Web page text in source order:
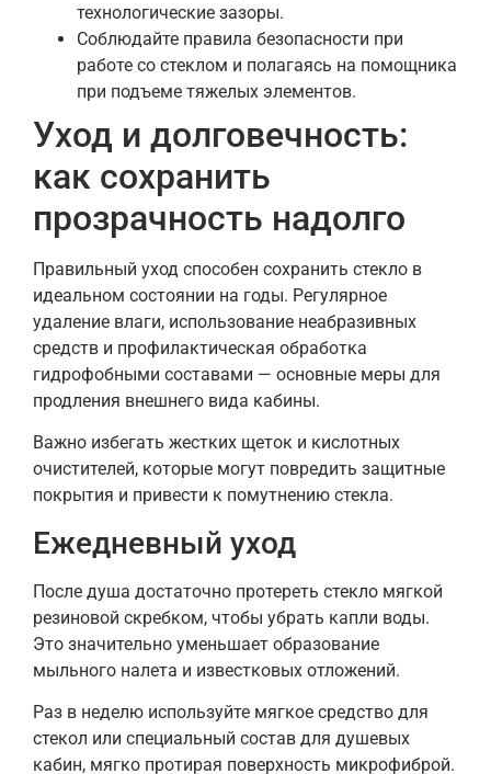
технологические зазоры.
Соблюдайте правила безопасности при
работе со стеклом и полагаясь на помощника
при подъеме тяжелых элементов.
Уход и долговечность:
как сохранить
прозрачность надолго
Правильный уход способен сохранить стекло в
идеальном состоянии на годы. Регулярное
удаление влаги, использование неабразивных
средств и профилактическая обработка
гидрофобными составами — основные меры для
продления внешнего вида кабины.
Важно избегать жестких щеток и кислотных
очистителей, которые могут повредить защитные
покрытия и привести к помутнению стекла.
Ежедневный уход
После душа достаточно протереть стекло мягкой
резиновой скребком, чтобы убрать капли воды.
Это значительно уменьшает образование
мыльного налета и известковых отложений.
Раз в неделю используйте мягкое средство для
стекол или специальный состав для душевых
кабин, мягко протирая поверхность микрофиброй.